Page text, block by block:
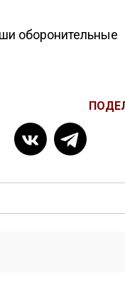
оборонительные